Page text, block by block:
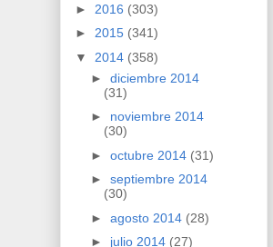
► 2016 (303)
► 2015 (341)
▼ 2014 (358)
► diciembre 2014
(31)
► noviembre 2014
(30)
► octubre 2014 (31)
► septiembre 2014
(30)
► agosto 2014 (28)
► julio 2014 (27)